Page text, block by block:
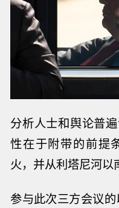
分析人士和舆论普
性在于附带的前提
火，并从利塔尼河以
参与此次三方会议